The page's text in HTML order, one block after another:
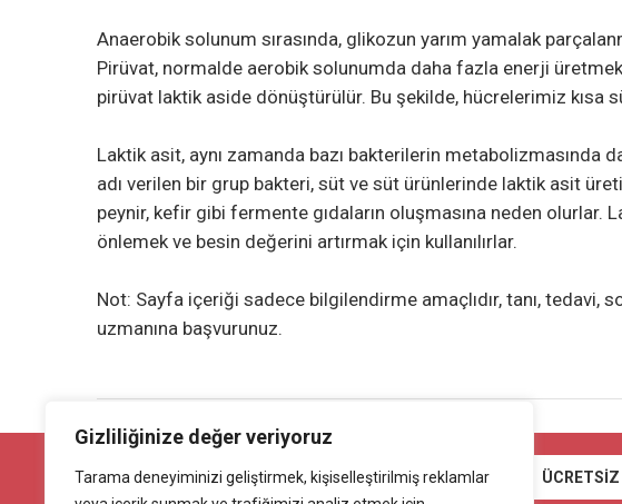
Gizliliğinize değer veriyoruz
Tarama deneyiminizi geliştirmek, kişiselleştirilmiş reklamlar
Anaerobik solunum sırasında, glikozun yarım yamalak
Pirüvat, normalde aerobik solunumda daha fazla enerji
pirüvat laktik aside dönüştürülür. Bu şekilde, hücrelerimiz kısa
Laktik asit, aynı zamanda bazı bakterilerin metabolizmasında
adı verilen bir grup bakteri, süt ve süt ürünlerinde laktik asit
peynir, kefir gibi fermente gıdaların oluşmasına neden olurlar.
önlemek ve besin değerini artırmak için kullanılırlar.
Not: Sayfa içeriği sadece bilgilendirme amaçlıdır, tanı, tedavi,
uzmanına başvurunuz.
Ürününüzü ücretsiz yayınlayarak milyonlarca kişiye
ulaştırın.
ÜCRETSİZ